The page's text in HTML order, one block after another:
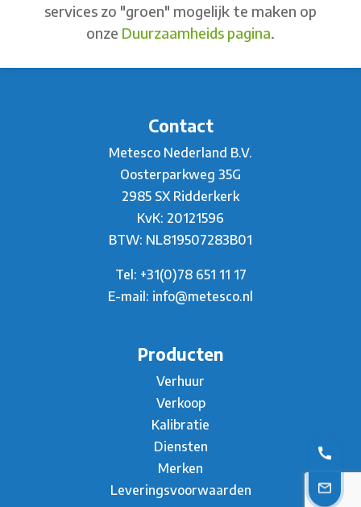
services zo "groen" mogelijk te maken op
onze Duurzaamheids pagina.
Contact
Metesco Nederland B.V.
Oosterparkweg 35G
2985 SX Ridderkerk
KvK: 20121596
BTW: NL819507283B01
Tel: +31(0)78 651 11 17
E-mail: info@metesco.nl
Producten
Verhuur
Verkoop
Kalibratie
Diensten
Merken
Leveringsvoorwaarden